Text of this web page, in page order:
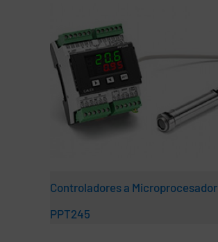
Controladores a Microprocesador
PPT245